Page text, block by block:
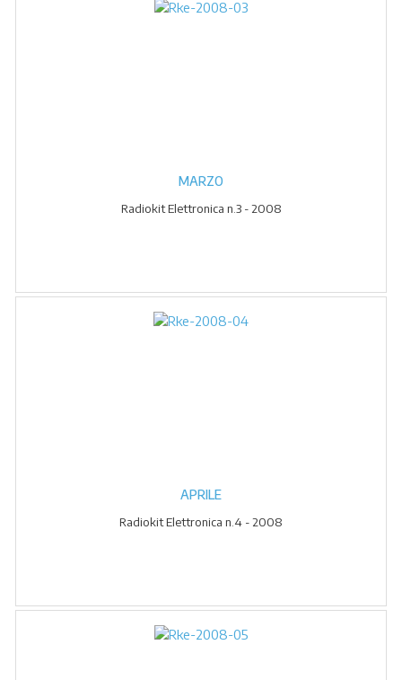
MARZO
Radiokit Elettronica n.3 - 2008
APRILE
Radiokit Elettronica n.4 - 2008